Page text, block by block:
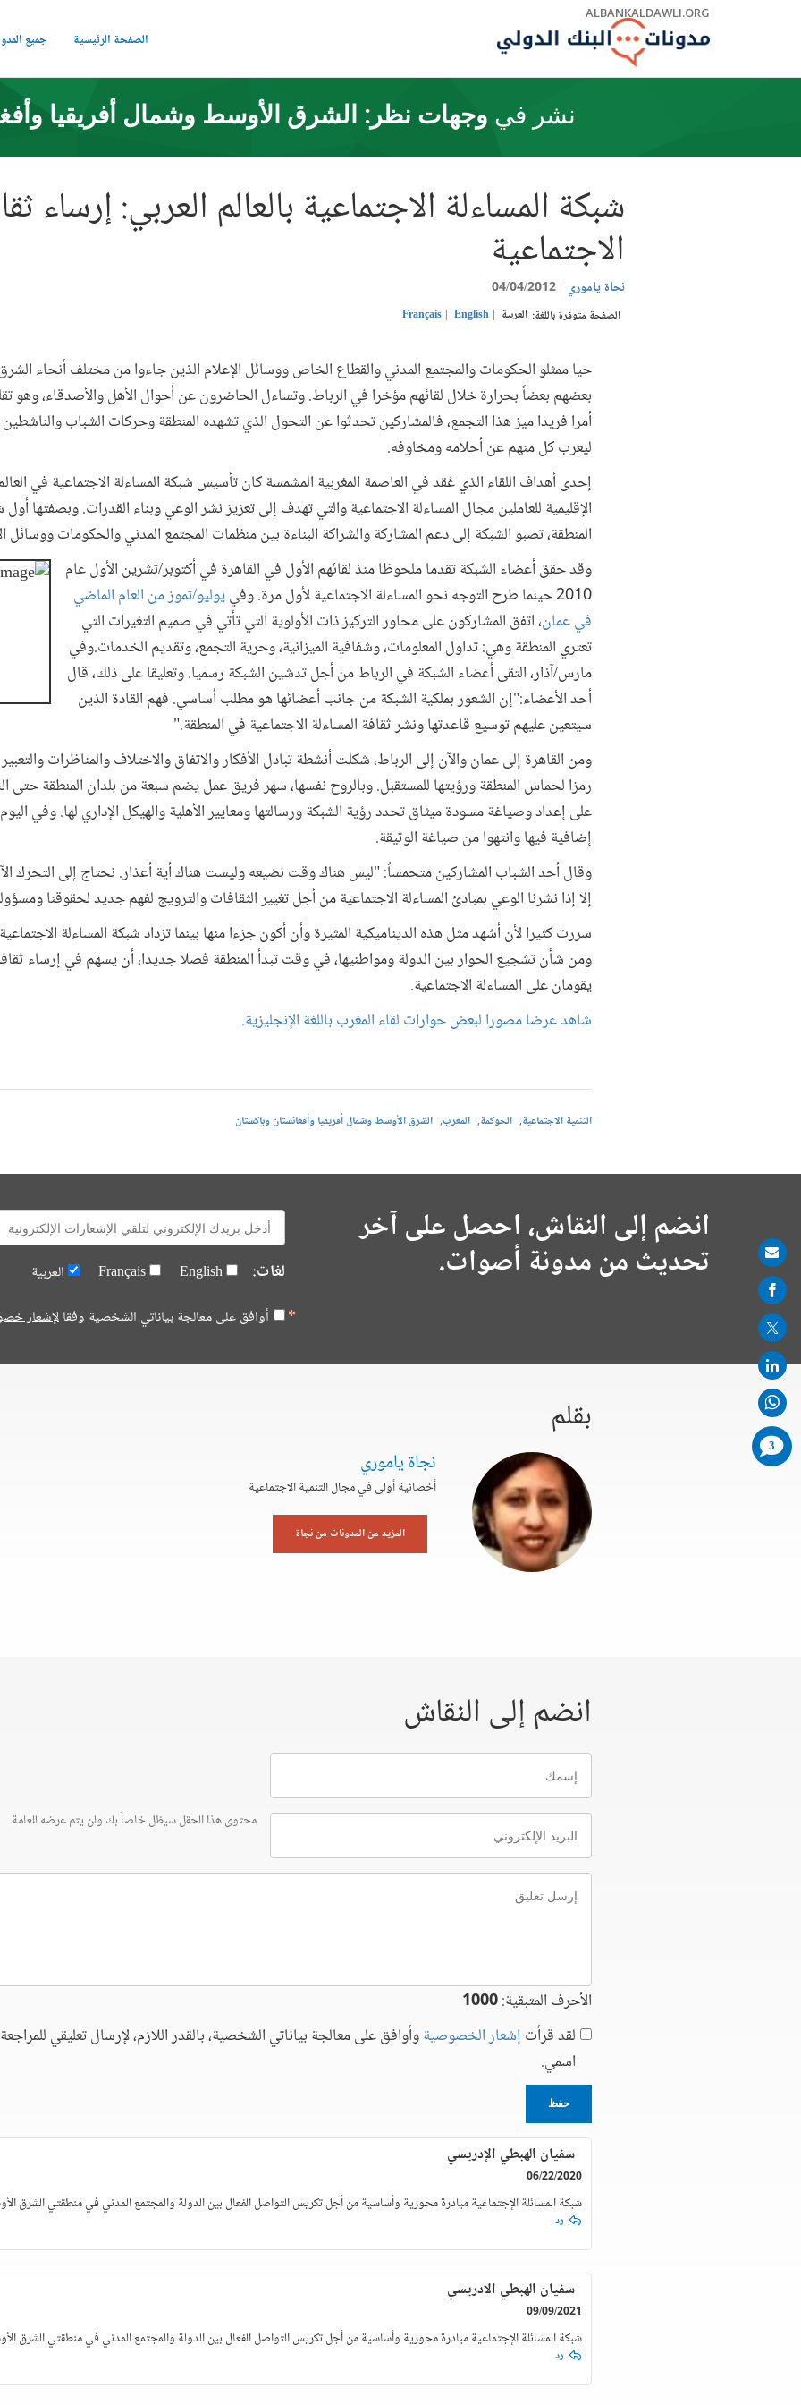
ALBANKALDAWLI.ORG
الصفحة الرئيسية جميع
نشر في وجهات نظر: الشرق الأوسط وشمال أفريقيا
شبكة المساءلة الاجتماعية بالعالم العربي: إرساء
الاجتماعية
نجاة ياموري 04/04/2012
الصفحة متوفرة باللغة: العربية English
Français
حيا ممثلو الحكومات والمجتمع المدني والقطاع الخاص ووسائل الإعلام الذين جاءوا من مختلف أنحاء
بعضهم بعضاً بحرارة خلال لقائهم مؤخرا في الرباط. وتساءل الحاضرون عن أحوال الأهل والأصدقاء، وهو
أمرا فريدا ميز هذا التجمع، فالمشاركين تحدثوا عن التحول الذي تشهده المنطقة وحركات الشباب
ليعرب كل منهم عن أحلامه ومخاوفه.
إحدى أهداف اللقاء الذي عُقد في العاصمة المغربية المشمسة كان تأسيس شبكة المساءلة الاجتماعية في
الإقليمية للعاملين مجال المساءلة الاجتماعية والتي تهدف إلى تعزيز نشر الوعي وبناء القدرات. وبصفتها
المنطقة، تصبو الشبكة إلى دعم المشاركة والشراكة البناءة بين منظمات المجتمع المدني والحكومات ووسائل
وقد حقق أعضاء الشبكة تقدما ملحوظا منذ لقائهم الأول في القاهرة في أكتوبر/تشرين الأول عام
2010 حينما طرح التوجه نحو المساءلة الاجتماعية لأول مرة. وفي
يوليو/تموز من العام الماضي
في عمان، اتفق المشاركون على محاور التركيز ذات الأولوية التي تأتي في صميم التغيرات التي
تعتري المنطقة وهي: تداول المعلومات، وشفافية الميزانية، وحرية التجمع، وتقديم الخدمات.وفي
مارس/آذار، التقى أعضاء الشبكة في الرباط من أجل تدشين الشبكة رسميا. وتعليقا على ذلك، قال
أحد الأعضاء:"إن الشعور بملكية الشبكة من جانب أعضائها هو مطلب أساسي. فهم القادة الذين
سيتعين عليهم توسيع قاعدتها ونشر ثقافة المساءلة الاجتماعية في المنطقة."
ومن القاهرة إلى عمان والآن إلى الرباط، شكلت أنشطة تبادل الأفكار والاتفاق والاختلاف والمناظرات
رمزا لحماس المنطقة ورؤيتها للمستقبل. وبالروح نفسها، سهر فريق عمل يضم سبعة من بلدان المنطقة حتى
على إعداد وصياغة مسودة ميثاق تحدد رؤية الشبكة ورسالتها ومعايير الأهلية والهيكل الإداري لها. وفي
إضافية فيها وانتهوا من صياغة الوثيقة.
وقال أحد الشباب المشاركين متحمساً: "ليس هناك وقت نضيعه وليست هناك أية أعذار. نحتاج إلى التحرك
إلا إذا نشرنا الوعي بمبادئ المساءلة الاجتماعية من أجل تغيير الثقافات والترويج لفهم جديد لحقوقنا
سررت كثيرا لأن أشهد مثل هذه الديناميكية المثيرة وأن أكون جزءا منها بينما تزداد شبكة المساءلة
ومن شأن تشجيع الحوار بين الدولة ومواطنيها، في وقت تبدأ المنطقة فصلا جديدا، أن يسهم في إرساء
يقومان على المساءلة الاجتماعية.
شاهد عرضا مصورا لبعض حوارات لقاء المغرب باللغة الإنجليزية.
التنمية الاجتماعية الحوكمة المغرب الشرق الأوسط وشمال أفريقيا وأفغانستان وباكستان
انضم إلى النقاش، احصل على آخر
تحديث من مدونة أصوات.
E-
mail:
لغات: English
Français
العربية
أوافق على معالجة بياناتي الشخصية وفقالإشعار
بقلم
نجاة ياموري
أخصائية أولى في مجال التنمية الاجتماعية
المزيد من المدونات من نجاة
انضم إلى النقاش
إسمك
البريد
الإلكتروني
محتوى هذا الحقل سيظل خاصاً بك ولن يتم عرضه للعامة
إرسل
تعليق
الأحرف المتبقية:1000
لقد قرأت إشعار الخصوصيةوأوافق على معالجة بياناتي الشخصية، بالقدر اللازم، لإرسال تعليقي
اسمي.
حفظ
سفيان الهبطي الإدريسي
06/22/2020
شبكة المسائلة الإجتماعية مبادرة محورية وأساسية من أجل تكريس التواصل الفعال بين الدولة والمجتمع المدني في منطقتي الشرق
رد
سفيان الهبطي الادريسي
09/09/2021
شبكة المسائلة الإجتماعية مبادرة محورية وأساسية من أجل تكريس التواصل الفعال بين الدولة والمجتمع المدني في منطقتي الشرق
رد
Share
on
mail
3
comments
added